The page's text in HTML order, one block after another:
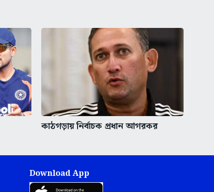
কাঠগড়ায় নির্বাচক প্রধান আগরকর
Download App